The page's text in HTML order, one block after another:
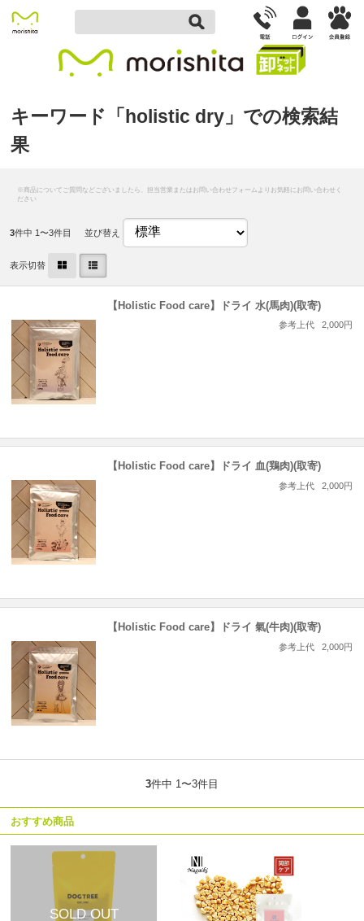
キーワード「holistic dry」での検索結
果
3件中 1〜3件目 並び替え
表示切替
【Holistic Food care】ドライ 水(馬肉)(取寄)
参考上代 2,000円
【Holistic Food care】ドライ 血(鶏肉)(取寄)
参考上代 2,000円
【Holistic Food care】ドライ 氣(牛肉)(取寄)
参考上代 2,000円
3件中 1〜3件目
おすすめ商品